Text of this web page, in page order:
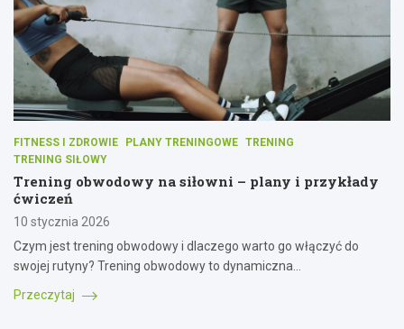
FITNESS I ZDROWIE PLANY TRENINGOWE TRENING
TRENING SIŁOWY
Trening obwodowy na siłowni – plany i przykłady
ćwiczeń
10 stycznia 2026
Czym jest trening obwodowy i dlaczego warto go włączyć do
swojej rutyny? Trening obwodowy to dynamiczna…
Przeczytaj